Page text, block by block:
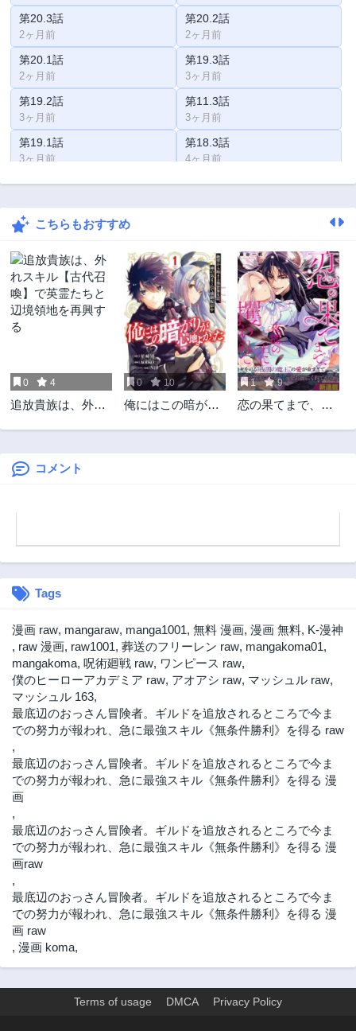
第20.3話
2ヶ月前
第20.2話
2ヶ月前
第20.1話
2ヶ月前
第19.3話
3ヶ月前
第19.2話
3ヶ月前
第11.3話
3ヶ月前
第19.1話
3ヶ月前
第18.3話
4ヶ月前
第18.2話 第18.1話
第17.2話
第16.3話
6ヶ月前
第16.2話
7ヶ月前
第16.1話
7ヶ月前
第15.3話
8ヶ月前
第15.1話
9ヶ月前
第14.3話
9ヶ月前
第14.2話
9ヶ月前
第14.1話 第13.3話
第13.2話
第11.1話
第10.2話
1年前
第10.1話
1年前
第9.3話
1年前
第9.2話
第9.1話
1年前
第8.3話
1年前
第8.2話
1年前
第8.1話
1年前
第7.3話
第7.1話
2年前
第6.3話
2年前 2年前
第5.3話
2年前
第5.1話
2年前
第2.1話
2年前
こちらもおすすめ
0 4
追放貴族は、外れ
辺境領地を再興す
る
0 10
俺にはこの暗がり
世界生活、神の気
1 9
恋の果てまで、夜
コメント
Tags
漫画 raw, mangaraw, manga1001, 無料 漫画, 漫画 無料, K-漫神
, raw 漫画, raw1001, 葬送のフリーレン raw, mangakoma01,
mangakoma, 呪術廻戦 raw, ワンピース raw,
僕のヒーローアカデミア raw, アオアシ raw, マッシュル raw,
マッシュル 163,
最底辺のおっさん冒険者。ギルドを追放されるところで今ま
での努力が報われ、急に最強スキル《無条件勝利》を得る raw
,
最底辺のおっさん冒険者。ギルドを追放されるところで今ま
での努力が報われ、急に最強スキル《無条件勝利》を得る 漫
画
,
最底辺のおっさん冒険者。ギルドを追放されるところで今ま
での努力が報われ、急に最強スキル《無条件勝利》を得る 漫
画raw
,
最底辺のおっさん冒険者。ギルドを追放されるところで今ま
での努力が報われ、急に最強スキル《無条件勝利》を得る 漫
画 raw
, 漫画 koma,
Terms of usage DMCA Privacy Policy